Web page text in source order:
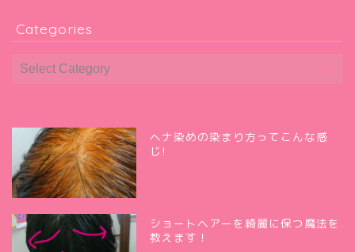
Categories
ヘナ染めの染まり方ってこんな感
じ!
ショートヘアーを綺麗に保つ魔法を
教えます！